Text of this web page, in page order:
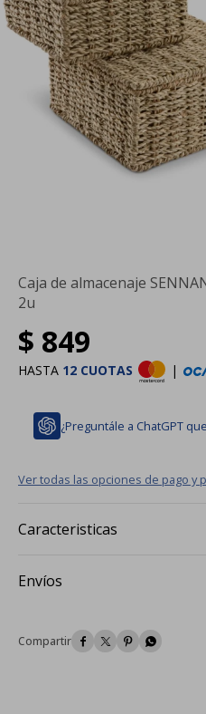
Caja de almacenaje
2u
$ 849
HASTA 12 CUOTAS |
¿Preguntále a ChatGPT
Ver todas las opciones de pago y
Caracteristicas
Envíos
   